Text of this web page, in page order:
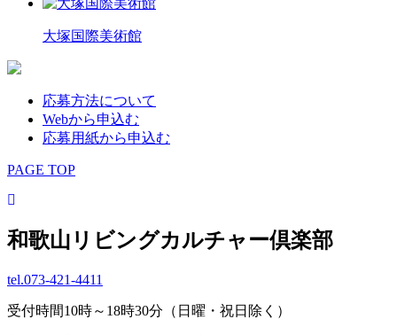
大塚国際美術館
応募方法について
Webから申込む
応募用紙から申込む
PAGE TOP
和歌山リビングカルチャー倶楽部
tel.073-421-4411
受付時間10時～18時30分（日曜・祝日除く）